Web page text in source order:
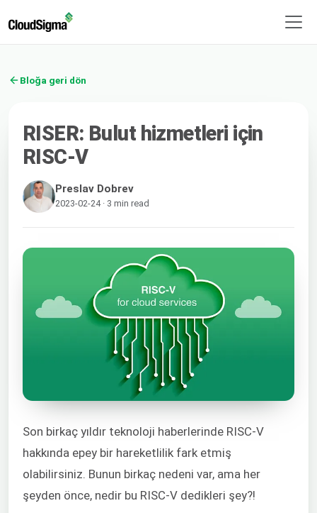
Bloğa geri dön
RISER: Bulut hizmetleri için
RISC-V
Preslav Dobrev
2023-02-24 · 3 min read
Son birkaç yıldır teknoloji haberlerinde RISC-V
hakkında epey bir hareketlilik fark etmiş
olabilirsiniz. Bunun birkaç nedeni var, ama her
şeyden önce, nedir bu RISC-V dedikleri şey?!